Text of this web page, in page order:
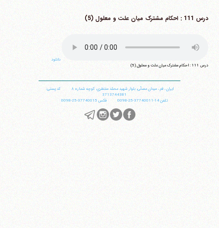
درس 111 : احکام مشترک میان علت و معلول (5)
دانلود
درس 111 : احکام مشترک میان علت و معلول (5)
ایران،قم،میدان مصلّی، بلوار شهید محمّد منتظری، كوچه شماره ٨
کد پستی:
3713744381
تلفن14-37740011-25-0098 فکس 37740015-25-0098